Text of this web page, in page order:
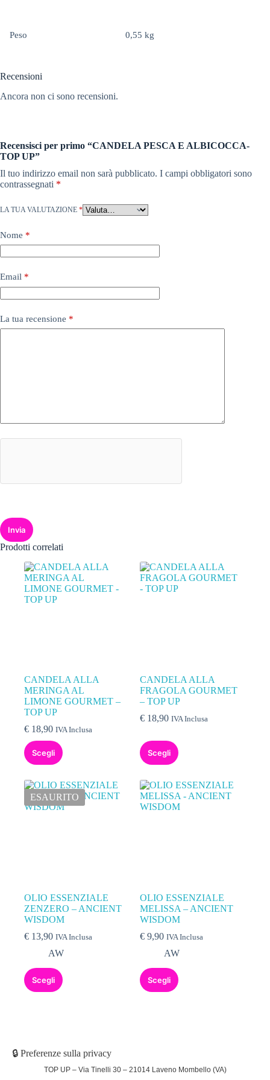
Peso 0,55 kg
Recensioni
Ancora non ci sono recensioni.
Recensisci per primo “CANDELA PESCA E ALBICOCCA-
TOP UP”
Il tuo indirizzo email non sarà pubblicato. I campi obbligatori sono
contrassegnati *
LA TUA VALUTAZIONE *
Nome *
Email *
La tua recensione *
Invia
Prodotti correlati
CANDELA ALLA
MERINGA AL
LIMONE GOURMET –
TOP UP
€ 18,90 IVA Inclusa
Scegli
CANDELA ALLA
FRAGOLA GOURMET
– TOP UP
€ 18,90 IVA Inclusa
Scegli
ESAURITO
OLIO ESSENZIALE
ZENZERO – ANCIENT
WISDOM
€ 13,90 IVA Inclusa
AW
Scegli
OLIO ESSENZIALE
MELISSA – ANCIENT
WISDOM
€ 9,90 IVA Inclusa
AW
Scegli
🔒 Preferenze sulla privacy
TOP UP – Via Tinelli 30 – 21014 Laveno Mombello (VA)